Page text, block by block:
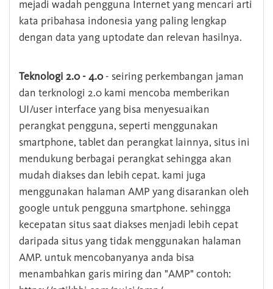
mejadi wadah pengguna Internet yang mencari arti
kata pribahasa indonesia yang paling lengkap
dengan data yang uptodate dan relevan hasilnya.
Teknologi 2.0 - 4.0- seiring perkembangan jaman
dan terknologi 2.0 kami mencoba memberikan
UI/user interface yang bisa menyesuaikan
perangkat pengguna, seperti menggunakan
smartphone, tablet dan perangkat lainnya, situs ini
mendukung berbagai perangkat sehingga akan
mudah diakses dan lebih cepat. kami juga
menggunakan halaman AMP yang disarankan oleh
google untuk pengguna smartphone. sehingga
kecepatan situs saat diakses menjadi lebih cepat
daripada situs yang tidak menggunakan halaman
AMP. untuk mencobanyanya anda bisa
menambahkan garis miring dan "AMP" contoh: